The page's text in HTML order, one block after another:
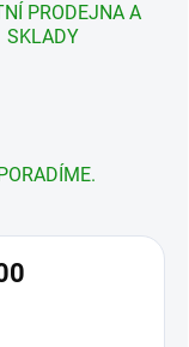
PRODEJNA A
SKLADY